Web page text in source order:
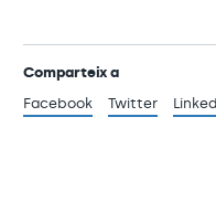
Comparteix a
Facebook
Twitter